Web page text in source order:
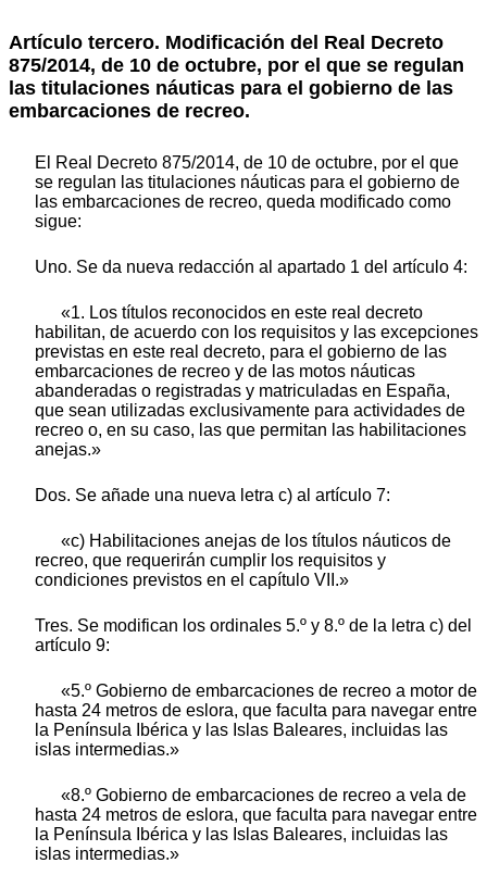
Artículo tercero. Modificación del Real Decreto
875/2014, de 10 de octubre, por el que se regulan
las titulaciones náuticas para el gobierno de las
embarcaciones de recreo.
El Real Decreto 875/2014, de 10 de octubre, por el que
se regulan las titulaciones náuticas para el gobierno de
las embarcaciones de recreo, queda modificado como
sigue:
Uno. Se da nueva redacción al apartado 1 del artículo 4:
«1. Los títulos reconocidos en este real decreto
habilitan, de acuerdo con los requisitos y las excepciones
previstas en este real decreto, para el gobierno de las
embarcaciones de recreo y de las motos náuticas
abanderadas o registradas y matriculadas en España,
que sean utilizadas exclusivamente para actividades de
recreo o, en su caso, las que permitan las habilitaciones
anejas.»
Dos. Se añade una nueva letra c) al artículo 7:
«c) Habilitaciones anejas de los títulos náuticos de
recreo, que requerirán cumplir los requisitos y
condiciones previstos en el capítulo VII.»
Tres. Se modifican los ordinales 5.º y 8.º de la letra c) del
artículo 9:
«5.º Gobierno de embarcaciones de recreo a motor de
hasta 24 metros de eslora, que faculta para navegar entre
la Península Ibérica y las Islas Baleares, incluidas las
islas intermedias.»
«8.º Gobierno de embarcaciones de recreo a vela de
hasta 24 metros de eslora, que faculta para navegar entre
la Península Ibérica y las Islas Baleares, incluidas las
islas intermedias.»